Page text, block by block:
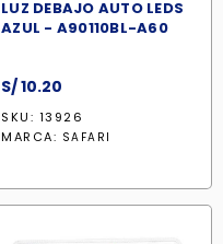
LUZ DEBAJO AUTO LEDS
AZUL - A90110BL-A60
S/10.20
SKU: 13926
MARCA: SAFARI